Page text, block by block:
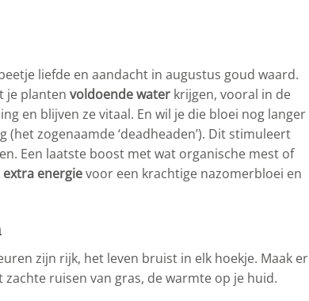
liefde en aandacht in augustus goud waard.
je planten voldoende waterkrijgen, vooral in de
en blijven ze vitaal. En wil je die bloei nog langer
(het zogenaamde ‘deadheaden’). Dit stimuleert
Een laatste boost met wat organische mest of
extra energievoor een krachtige nazomerbloei en
zijn rijk, het leven bruist in elk hoekje. Maak er
ruisen van gras, de warmte op je huid.